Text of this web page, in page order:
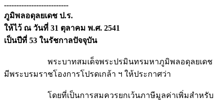
--------------------------
ภูมิพลอดุลยเดช ป.ร.
ให้ไว้ ณ วันที่ 31 ตุลาคม พ.ศ. 2541
เป็นปีที่ 53 ในรัชกาลปัจจุบัน
พระบาทสมเด็จพระปรมินทรมหาภูมิพลอดุลยเดช
มีพระบรมราชโองการโปรดเกล้า ฯ ให้ประกาศว่า
โดยที่เป็นการสมควรยกเว้นภาษีมูลค่าเพิ่มสำหรับ